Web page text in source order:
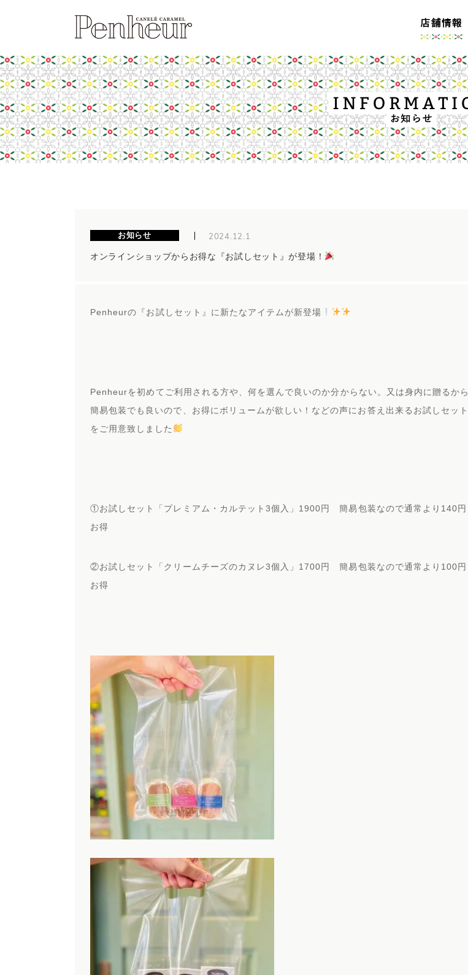
お知らせ 2024.12.1
オンラインショップからお得な『お試しセット』が登場！
Penheurの『お試しセット』に新たなアイテムが新登場
Penheurを初めてご利用される方や、何を選んで良いのか分からない。又は身内に贈るから
簡易包装でも良いので、お得にボリ ュームが欲しい！などの声にお答え出来るお試しセット
をご用意致 しました
①お試しセット「プレミアム・カルテット3個入」1900円 簡易包装なので通常より140円
お得
②お試しセット「クリームチーズのカヌレ3個入」1700円 簡易包装なので通常より100円
お得